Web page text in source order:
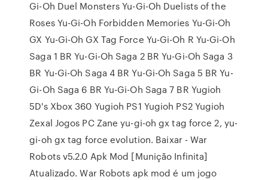
Gi-Oh Duel Monsters Yu-Gi-Oh Duelists of the
Roses Yu-Gi-Oh Forbidden Memories Yu-Gi-Oh
GX Yu-Gi-Oh GX Tag Force Yu-Gi-Oh R Yu-Gi-Oh
Saga 1 BR Yu-Gi-Oh Saga 2 BR Yu-Gi-Oh Saga 3
BR Yu-Gi-Oh Saga 4 BR Yu-Gi-Oh Saga 5 BR Yu-
Gi-Oh Saga 6 BR Yu-Gi-Oh Saga 7 BR Yugioh
5D's Xbox 360 Yugioh PS1 Yugioh PS2 Yugioh
Zexal Jogos PC Zane yu-gi-oh gx tag force 2, yu-
gi-oh gx tag force evolution. Baixar - War
Robots v5.2.0 Apk Mod [Munição Infinita]
Atualizado. War Robots apk mod é um jogo